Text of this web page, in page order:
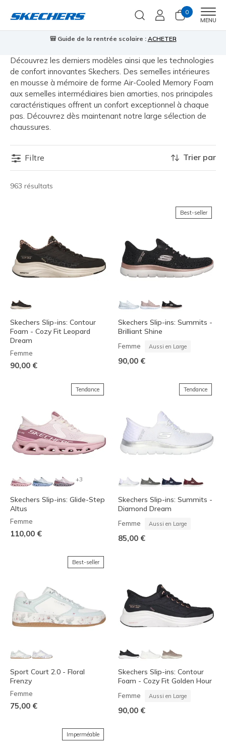
0
MENU
🎒 Guide de la rentrée scolaire : ACHETER
Découvrez les derniers modèles ainsi que les technologies
de confort innovantes Skechers. Des semelles intérieures
en mousse à mémoire de forme Air-Cooled Memory Foam
aux semelles intermédiaires bien amorties, nos principales
caractéristiques offrent un confort exceptionnel à chaque
pas. Découvrez dès maintenant notre large sélection de
chaussures.
Filtre
963 résultats
Trier par
Skechers Slip-ins: Contour
Foam - Cozy Fit Leopard
Dream
Femme
90,00 €
Best-seller
Skechers Slip-ins: Summits -
Brilliant Shine
Femme Aussi en Large
90,00 €
Tendance
+3
Skechers Slip-ins: Glide-Step
Altus
Femme
110,00 €
Tendance
Skechers Slip-ins: Summits -
Diamond Dream
Femme Aussi en Large
85,00 €
Best-seller
Sport Court 2.0 - Floral
Frenzy
Femme
75,00 €
Skechers Slip-ins: Contour
Foam - Cozy Fit Golden Hour
Femme Aussi en Large
90,00 €
Imperméable